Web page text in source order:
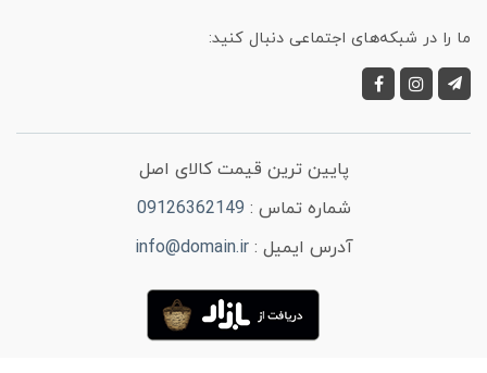
ما را در شبکه‌های اجتماعی دنبال کنید:
پایین ترین قیمت کالای اصل
شماره تماس : 09126362149
آدرس ایمیل :info@domain.ir